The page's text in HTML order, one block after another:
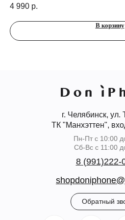
4 990 р.
В корзину
г. Челябинск, ул.
ТК "Манхэттен",
Пн-Пт с 10:00
Сб-Вс с 11:00
Обратный
8 (991)222-